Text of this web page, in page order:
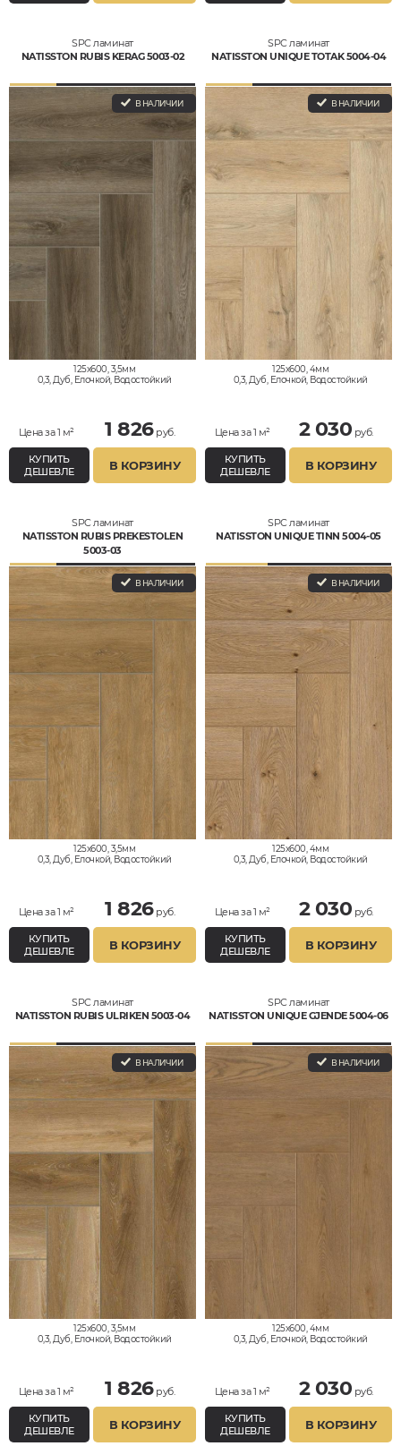
SPC ламинат
NATISSTON RUBIS KERAG 5003-02
В НАЛИЧИИ
125x600, 3,5мм
0,3, Дуб, Елочкой, Водостойкий
Цена за 1 м² 1 826руб.
КУПИТЬ
ДЕШЕВЛЕ
В КОРЗИНУ
SPC ламинат
NATISSTON UNIQUE TOTAK 5004-04
В НАЛИЧИИ
125x600, 4мм
0,3, Дуб, Елочкой, Водостойкий
Цена за 1 м² 2 030 руб.
КУПИТЬ
ДЕШЕВЛЕ
В КОРЗИНУ
SPC ламинат
NATISSTON RUBIS PREKESTOLEN
5003-03
В НАЛИЧИИ
125x600, 3,5мм
0,3, Дуб, Елочкой, Водостойкий
Цена за 1 м² 1 826руб.
КУПИТЬ
ДЕШЕВЛЕ
В КОРЗИНУ
SPC ламинат
NATISSTON UNIQUE TINN 5004-05
В НАЛИЧИИ
125x600, 4мм
0,3, Дуб, Елочкой, Водостойкий
Цена за 1 м² 2 030 руб.
КУПИТЬ
ДЕШЕВЛЕ
В КОРЗИНУ
SPC ламинат
NATISSTON RUBIS ULRIKEN 5003-04
В НАЛИЧИИ
125x600, 3,5мм
0,3, Дуб, Елочкой, Водостойкий
Цена за 1 м² 1 826руб.
КУПИТЬ
ДЕШЕВЛЕ
В КОРЗИНУ
SPC ламинат
NATISSTON UNIQUE GJENDE 5004-06
В НАЛИЧИИ
125x600, 4мм
0,3, Дуб, Елочкой, Водостойкий
Цена за 1 м² 2 030 руб.
КУПИТЬ
ДЕШЕВЛЕ
В КОРЗИНУ